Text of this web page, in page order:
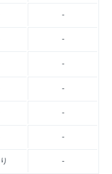
-
-
-
-
-
-
-